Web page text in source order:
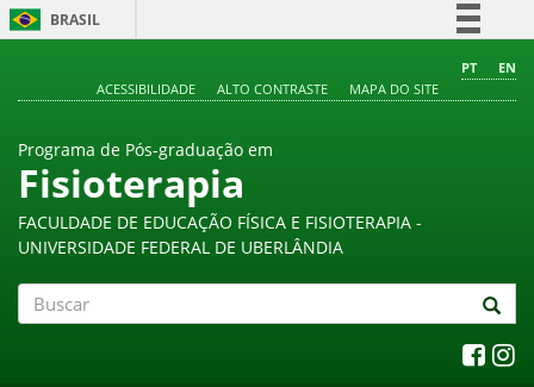
BRASIL
Comunica BR
PT
EN
ACESSIBILIDADE
ALTO CONTRASTE MAPA DO SITE
Programa de Pós-graduação em
Fisioterapia
FACULDADE DE EDUCAÇÃO FÍSICA E FISIOTERAPIA -
UNIVERSIDADE FEDERAL DE UBERLÂNDIA